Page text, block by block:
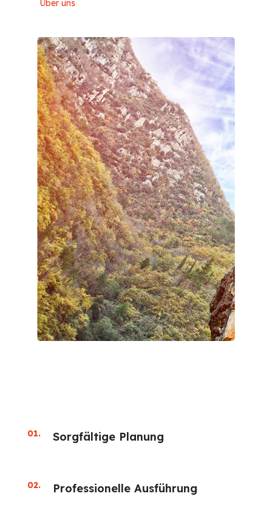
Über uns
01. Sorgfältige Planung
02. Professionelle Ausführung